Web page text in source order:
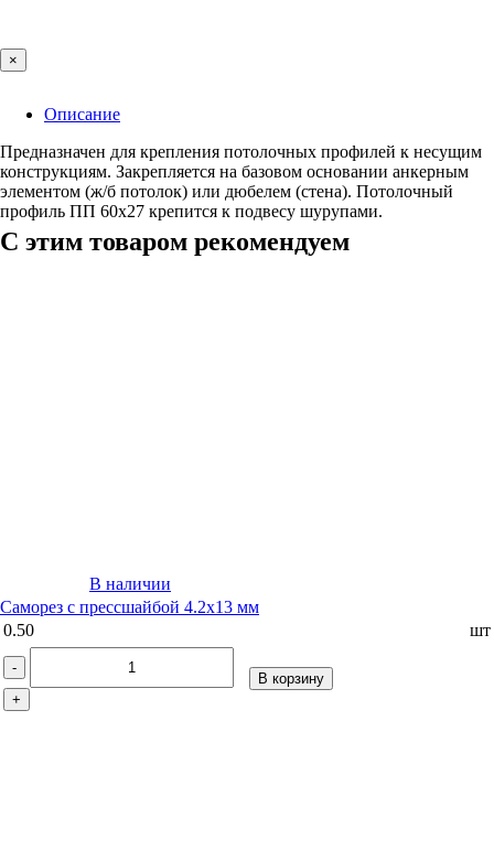
×
Описание
Предназначен для крепления потолочных профилей к несущим
конструкциям. Закрепляется на базовом основании анкерным
элементом (ж/б потолок) или дюбелем (стена). Потолочный
профиль ПП 60х27 крепится к подвесу шурупами.
С этим товаром рекомендуем
В наличии
Саморез с прессшайбой 4.2х13 мм
0.50
шт
-
+
В корзину